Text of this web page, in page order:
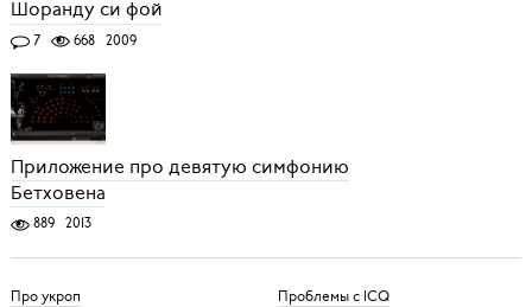
Шоранду си фой
7 668 2009
Приложение про девятую симфонию
Бетховена
889 2013
Про укроп Проблемы с ICQ